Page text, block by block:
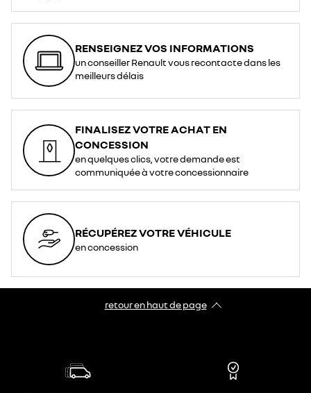
RENSEIGNEZ VOS INFORMATIONS
un conseiller Renault vous recontacte dans les
meilleurs délais
FINALISEZ VOTRE ACHAT EN
CONCESSION
en quelques clics, votre demande est
communiquée à votre concessionnaire
RÉCUPÉREZ VOTRE VÉHICULE
en concession
retour en haut de page​